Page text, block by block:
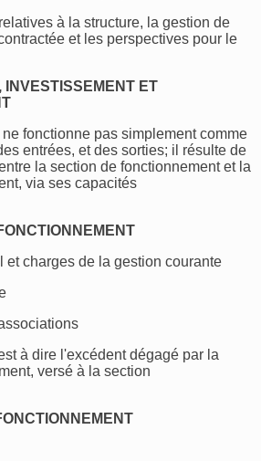
à la structure, la gestion de
et les perspectives pour le
INVESTISSEMENT ET
fonctionne pas simplement comme
entrées, et des sorties; il résulte de
la section de fonctionnement et la
via ses capacités
et charges de la gestion courante
à dire l'excédent dégagé par la
versé à la section